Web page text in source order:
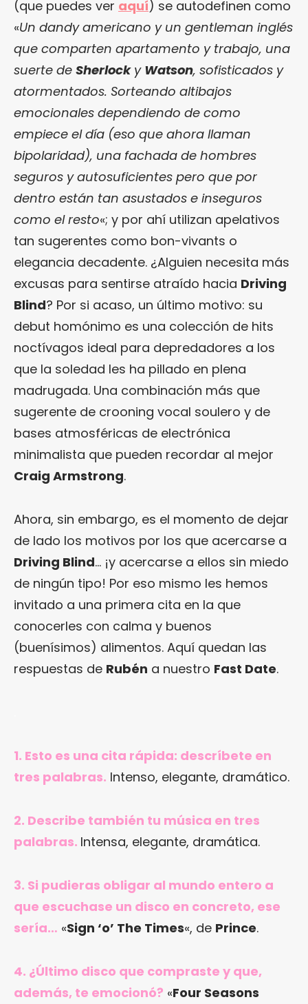
(que puedes ver aquí) se autodefinen como
«Un dandy americano y un gentleman inglés
que comparten apartamento y trabajo, una
suerte de Sherlocky Watson, sofisticados y
atormentados. Sorteando altibajos
emocionales dependiendo de como
empiece el día (eso que ahora llaman
bipolaridad), una fachada de hombres
seguros y autosuficientes pero que por
dentro están tan asustados e inseguros
como el resto«; y por ahí utilizan apelativos
tan sugerentes como bon-vivants o
elegancia decadente. ¿Alguien necesita más
excusas para sentirse atraído hacia Driving
Blind? Por si acaso, un último motivo: su
debut homónimo es una colección de hits
noctívagos ideal para depredadores a los
que la soledad les ha pillado en plena
madrugada. Una combinación más que
sugerente de crooning vocal soulero y de
bases atmosféricas de electrónica
minimalista que pueden recordar al mejor
Craig Armstrong.
Ahora, sin embargo, es el momento de dejar
de lado los motivos por los que acercarse a
Driving Blind… ¡y acercarse a ellos sin miedo
de ningún tipo! Por eso mismo les hemos
invitado a una primera cita en la que
conocerles con calma y buenos
(buenísimos) alimentos. Aquí quedan las
respuestas de Rubén a nuestro Fast Date.
1. Esto es una cita rápida: descríbete en
tres palabras. Intenso, elegante, dramático.
2. Describe también tu música en tres
palabras. Intensa, elegante, dramática.
3. Si pudieras obligar al mundo entero a
que escuchase un disco en concreto, ese
sería… «Sign ‘o’ The Times«, de Prince.
4. ¿Último disco que compraste y que,
además, te emocionó? «Four Seasons